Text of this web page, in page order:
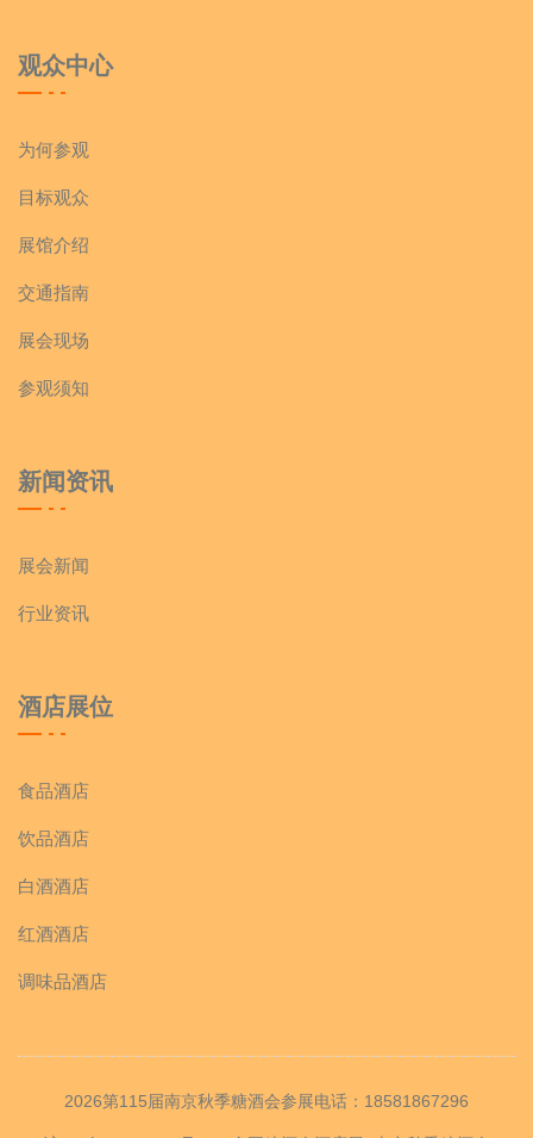
观众中心
为何参观
目标观众
展馆介绍
交通指南
展会现场
参观须知
新闻资讯
展会新闻
行业资讯
酒店展位
食品酒店
饮品酒店
白酒酒店
红酒酒店
调味品酒店
2026第115届南京秋季糖酒会参展电话：18581867296